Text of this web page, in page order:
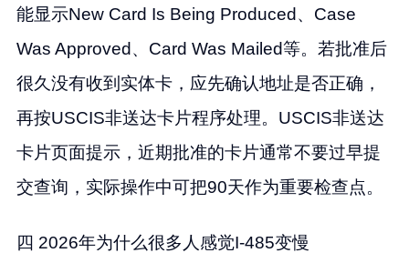
能显示New Card Is Being Produced、Case
Was Approved、Card Was Mailed等。若批准后
很久没有收到实体卡，应先确认地址是否正确，
再按USCIS非送达卡片程序处理。USCIS非送达
卡片页面提示，近期批准的卡片通常不要过早提
交查询，实际操作中可把90天作为重要检查点。
四 2026年为什么很多人感觉I-485变慢